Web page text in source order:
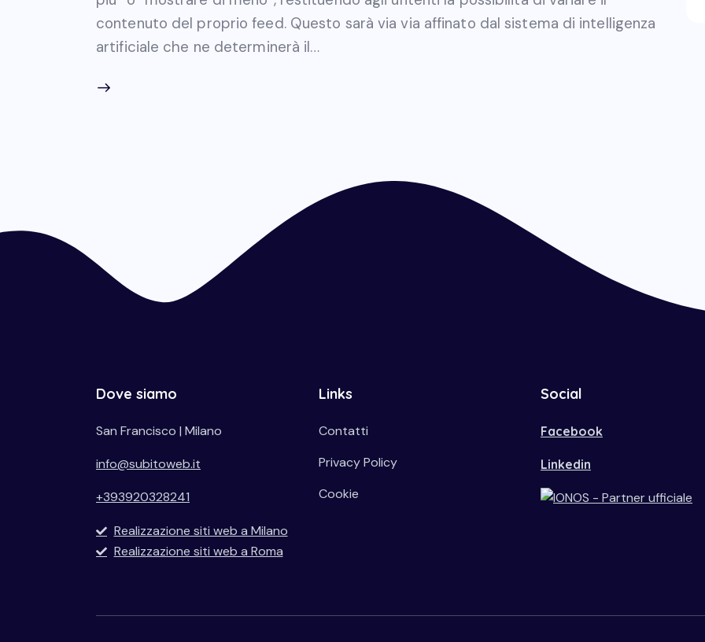
contenuto del proprio feed. Questo sarà via via affinato dal sistema di intelligenza
artificiale che ne determinerà il…
Dove siamo
San Francisco | Milano
info@subitoweb.it
+393920328241
Links
Contatti
Privacy Policy
Cookie
Social
Facebook
Linkedin
Realizzazione siti web a Milano
Realizzazione siti web a Roma